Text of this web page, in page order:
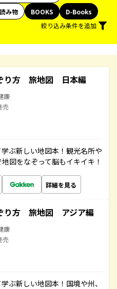
み物 BOOKS
D-Books
絞り込み条件を追加
り方 旅地図 日本編
康
売
ぶ新しい地図本！観光名所や
図をなぞって脳もイキイキ！
詳細を見る
り方 旅地図 アジア編
康
売
ぶ新しい地図本！国境や州、